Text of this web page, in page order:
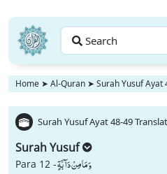
Search
Home ➤ Al-Quran ➤ Surah Yusuf Ayat
Surah Yusuf Ayat 48-49
Surah Yusuf
Para 12 -وَ مَا مِنْ دَآبَّةٍ